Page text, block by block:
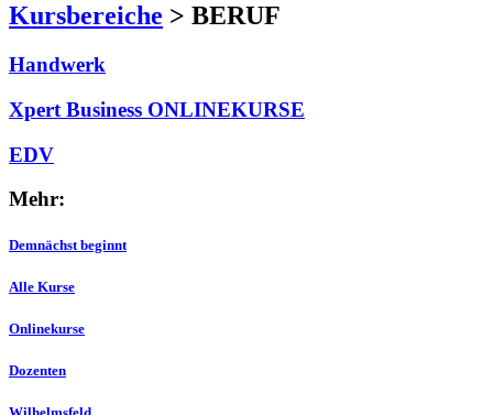
Kursbereiche > BERUF
Handwerk
Xpert Business ONLINEKURSE
EDV
Mehr:
Demnächst beginnt
Alle Kurse
Onlinekurse
Dozenten